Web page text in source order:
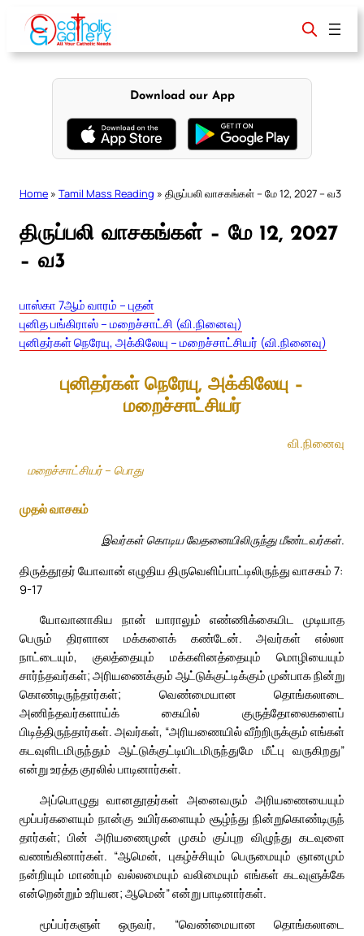
content
Download our App
Home » Tamil Mass Reading » திருப்பலி வாசகங்கள் – மே 12, 2027 – வ3
திருப்பலி வாசகங்கள் – மே 12, 2027
– வ3
பாஸ்கா 7ஆம் வாரம் – புதன்
புனித பங்கிராஸ் – மறைச்சாட்சி (வி.நினைவு)
புனிதர்கள் நெரேயு, அக்கிலேயு – மறைச்சாட்சியர் (வி.நினைவு)
புனிதர்கள் நெரேயு, அக்கிலேயு –
மறைச்சாட்சியர்
வி.நினைவு
மறைச்சாட்சியர் – பொது
முதல் வாசகம்
இவர்கள் கொடிய வேதனையிலிருந்து மீண்டவர்கள்.
திருத்தூதர் யோவான் எழுதிய திருவெளிப்பாட்டிலிருந்து வாசகம் 7:
9-17
யோவானாகிய நான் யாராலும் எண்ணிக்கையிட முடியாத
பெரும் திரளான மக்களைக் கண்டேன். அவர்கள் எல்லா
நாட்டையும், குலத்தையும் மக்களினத்தையும் மொழியையும்
சார்ந்தவர்கள்; அரியணைக்கும் ஆட்டுக்குட்டிக்கும் முன்பாக நின்று
கொண்டிருந்தார்கள்; வெண்மையான தொங்கலாடை
அணிந்தவர்களாய்க் கையில் குருத்தோலைகளைப்
பிடித்திருந்தார்கள். அவர்கள், “அரியணையில் வீற்றிருக்கும் எங்கள்
கடவுளிடமிருந்தும் ஆட்டுக்குட்டியிடமிருந்துமே மீட்பு வருகிறது”
என்று உரத்த குரலில் பாடினார்கள்.
அப்பொழுது வானதூதர்கள் அனைவரும் அரியணையையும்
மூப்பர்களையும் நான்கு உயிர்களையும் சூழ்ந்து நின்றுகொண்டிருந்
தார்கள்; பின் அரியணைமுன் முகம் குப்புற விழுந்து கடவுளை
வணங்கினார்கள். “ஆமென், புகழ்ச்சியும் பெருமையும் ஞானமும்
நன்றியும் மாண்பும் வல்லமையும் வலிமையும் எங்கள் கடவுளுக்கே
என்றென்றும் உரியன; ஆமென்” என்று பாடினார்கள்.
மூப்பர்களுள் ஒருவர், “வெண்மையான தொங்கலாடை